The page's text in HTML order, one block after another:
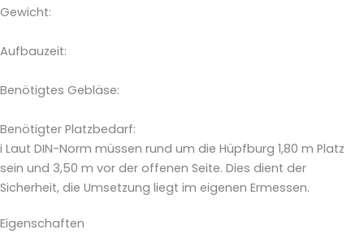
Gewicht:
Aufbauzeit:
Benötigtes Gebläse:
Benötigter Platzbedarf:
i Laut DIN-Norm müssen rund um die Hüpfburg 1,80 m Platz
sein und 3,50 m vor der offenen Seite. Dies dient der
Sicherheit, die Umsetzung liegt im eigenen Ermessen.
Eigenschaften